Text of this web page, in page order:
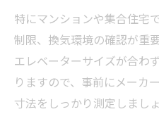
特にマンションや集合住宅
制限、換気環境の確認が重
エレベーターサイズが合わ
りますので、事前にメーカ
寸法をしっかり測定しましょ